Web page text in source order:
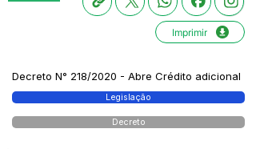
Imprimir
Decreto N° 218/2020 - Abre Crédito adicional
Legislação
Decreto